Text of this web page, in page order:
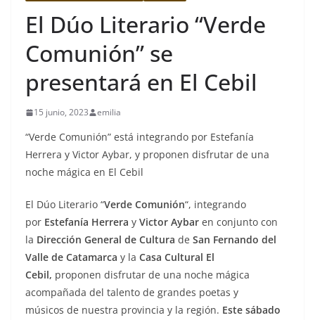
El Dúo Literario “Verde
Comunión” se
presentará en El Cebil
15 junio, 2023 emilia
“Verde Comunión” está integrando por Estefanía
Herrera y Victor Aybar, y proponen disfrutar de una
noche mágica en El Cebil
El Dúo Literario “Verde Comunión“, integrando
por Estefanía Herrera y Victor Aybar en conjunto con
la Dirección General de Cultura de San Fernando del
Valle de Catamarca y la Casa Cultural El
Cebil, proponen disfrutar de una noche mágica
acompañada del talento de grandes poetas y
músicos de nuestra provincia y la región. Este sábado